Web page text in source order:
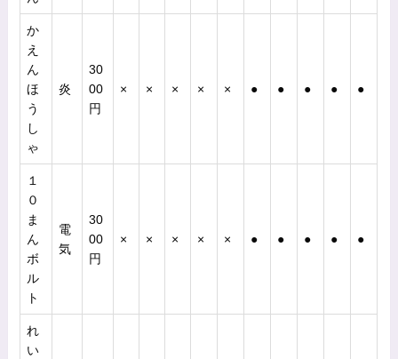
か
え
ん
ほ
う
し
ゃ
炎
30
00
円
× × × × × ● ● ● ● ●
１
０
ま
ん
ボ
ル
ト
電
気
30
00
円
× × × × × ● ● ● ● ●
れ
い